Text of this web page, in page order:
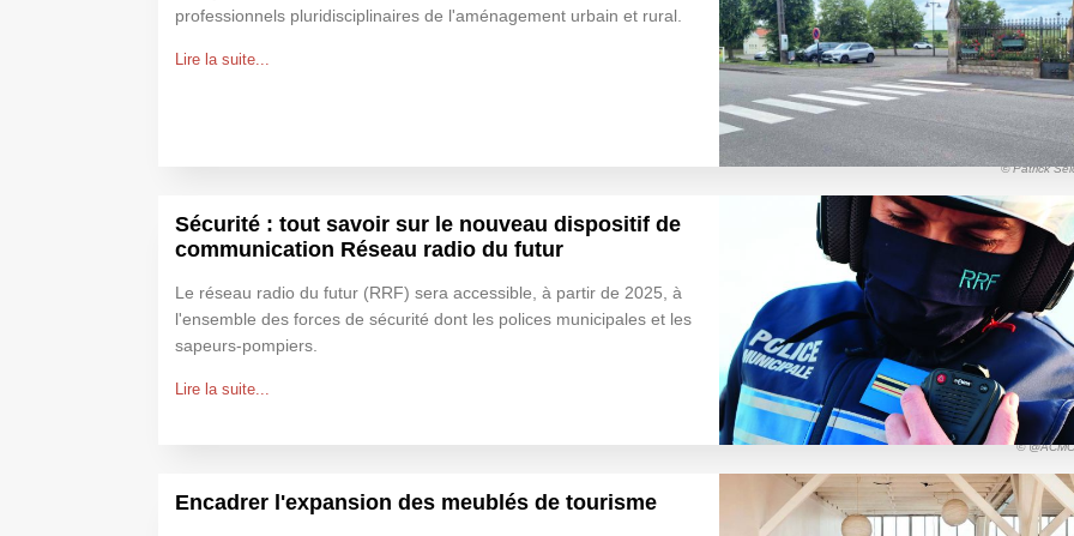
professionnels pluridisciplinaires de l'aménagement urbain et rural.
Lire la suite...
© Patrick
Sécurité : tout savoir sur le nouveau dispositif de
communication Réseau radio du futur
Le réseau radio du futur (RRF) sera accessible, à partir de 2025, à
l'ensemble des forces de sécurité dont les polices municipales et les
sapeurs-pompiers.
Lire la suite...
©
Encadrer l'expansion des meublés de tourisme